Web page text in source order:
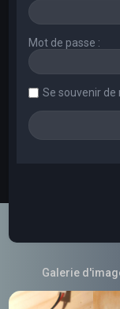
Mot de passe :
Se souvenir de
Galerie